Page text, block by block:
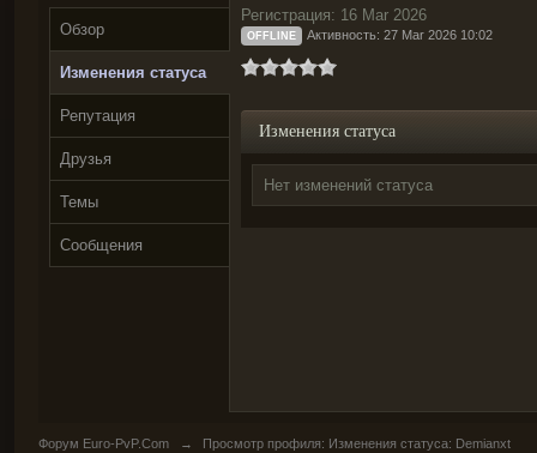
Обзор
Изменения статуса
Репутация
Друзья
Темы
Сообщения
Регистрация: 16 Mar 2026
OFFLINE Активность: 27 Mar 2026 10:02
Изменения статуса
Нет изменений статуса
Форум Euro-PvP.Com → Просмотр профиля: Изменения статуса: Demianxt